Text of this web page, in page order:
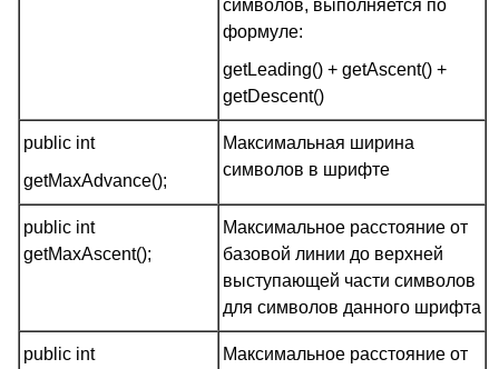
символов, выполняется по
формуле:
getLeading() + getAscent() +
getDescent()
public int
getMaxAdvance();
Максимальная ширина
символов в шрифте
public int
getMaxAscent();
Максимальное расстояние от
базовой линии до верхней
выступающей части символов
для символов данного шрифта
public int
Максимальное расстояние от